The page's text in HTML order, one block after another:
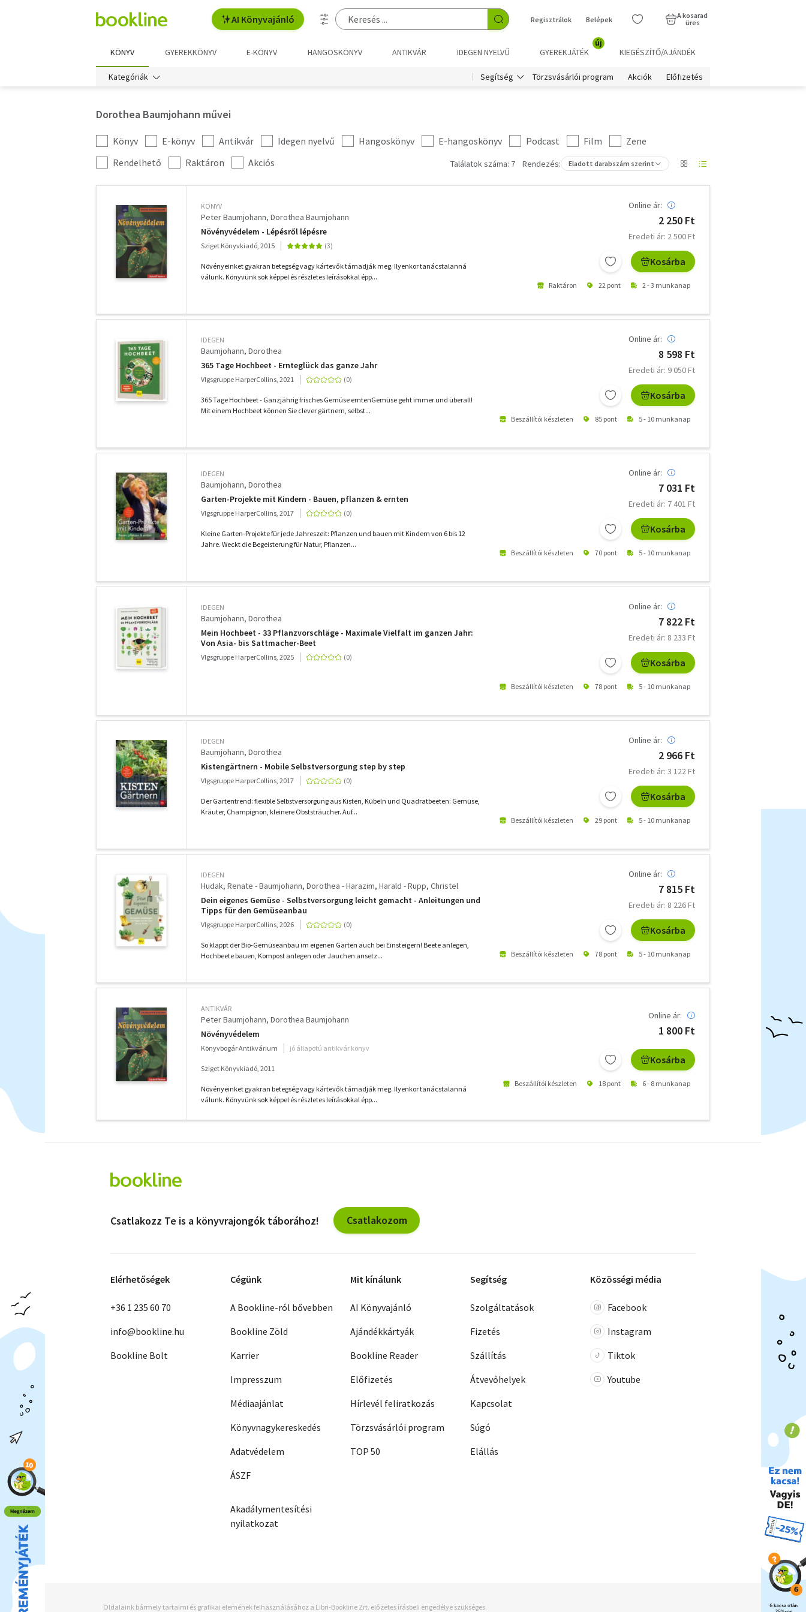
AI Könyvajánló Regisztrálok Belépek
A kosarad
üres
KÖNYV GYEREKKÖNYV E-KÖNYV HANGOSKÖNYV ANTIKVÁR IDEGEN NYELVŰ GYEREKJÁTÉK
új
KIEGÉSZÍTŐ/AJÁNDÉK
Kategóriák Segítség Törzsvásárlói program Akciók Előfizetés
Dorothea Baumjohann művei
Kategória
szűrés
Könyv E-könyv Antikvár Idegen nyelvű Hangoskönyv E-hangoskönyv Podcast Film
Zene
További
szűrők
Rendelhető Raktáron Akciós Találatok száma: 7 Rendezés: Eladott darabszám szerint
KÖNYV
Peter Baumjohann Dorothea Baumjohann
Növényvédelem - Lépésről lépésre
Sziget Könyvkiadó, 2015
Növényeinket gyakran betegség vagy kártevők támadják meg. Ilyenkor tanácstalanná
válunk. Könyvünk sok képpel és részletes leírásokkal épp...
Online ár:
2 250 Ft
Eredeti ár: 2 500 Ft
Kosárba
Raktáron 22 pont 2 - 3 munkanap
IDEGEN
Baumjohann, Dorothea
365 Tage Hochbeet - Ernteglück das ganze Jahr
Vlgsgruppe HarperCollins, 2021
365 Tage Hochbeet - Ganzjährig frisches Gemüse erntenGemüse geht immer und überall!
Mit einem Hochbeet können Sie clever gärtnern, selbst...
Online ár:
8 598 Ft
Eredeti ár: 9 050 Ft
Kosárba
Beszállítói készleten 85 pont 5 - 10 munkanap
IDEGEN
Baumjohann, Dorothea
Garten-Projekte mit Kindern - Bauen, pflanzen & ernten
Vlgsgruppe HarperCollins, 2017
Kleine Garten-Projekte für jede Jahreszeit: Pflanzen und bauen mit Kindern von 6 bis 12
Jahre. Weckt die Begeisterung für Natur, Pflanzen...
Online ár:
7 031 Ft
Eredeti ár: 7 401 Ft
Kosárba
Beszállítói készleten 70 pont 5 - 10 munkanap
IDEGEN
Baumjohann, Dorothea
Mein Hochbeet - 33 Pflanzvorschläge - Maximale Vielfalt im ganzen Jahr:
Von Asia- bis Sattmacher-Beet
Vlgsgruppe HarperCollins, 2025
Online ár:
7 822 Ft
Eredeti ár: 8 233 Ft
Kosárba
Beszállítói készleten 78 pont 5 - 10 munkanap
IDEGEN
Baumjohann, Dorothea
Kistengärtnern - Mobile Selbstversorgung step by step
Vlgsgruppe HarperCollins, 2017
Der Gartentrend: flexible Selbstversorgung aus Kisten, Kübeln und Quadratbeeten: Gemüse,
Kräuter, Champignon, kleinere Obststräucher. Auf...
Online ár:
2 966 Ft
Eredeti ár: 3 122 Ft
Kosárba
Beszállítói készleten 29 pont 5 - 10 munkanap
IDEGEN
Hudak, Renate - Baumjohann, Dorothea - Harazim, Harald - Rupp, Christel
Dein eigenes Gemüse - Selbstversorgung leicht gemacht - Anleitungen und
Tipps für den Gemüseanbau
Vlgsgruppe HarperCollins, 2026
So klappt der Bio-Gemüseanbau im eigenen Garten auch bei Einsteigern! Beete anlegen,
Hochbeete bauen, Kompost anlegen oder Jauchen ansetz...
Online ár:
7 815 Ft
Eredeti ár: 8 226 Ft
Kosárba
Beszállítói készleten 78 pont 5 - 10 munkanap
ANTIKVÁR
Peter Baumjohann Dorothea Baumjohann
Növényvédelem
Könyvbogár Antikvárium jó állapotú antikvár könyv
Sziget Könyvkiadó, 2011
Növényeinket gyakran betegség vagy kártevők támadják meg. Ilyenkor tanácstalanná
válunk. Könyvünk sok képpel és részletes leírásokkal épp...
Online ár:
1 800 Ft
Kosárba
Beszállítói készleten 18 pont 6 - 8 munkanap
szűrők
Csatlakozz Te is a könyvrajongók táborához! Csatlakozom
Elérhetőségek
+36 1 235 60 70
info@bookline.hu
Bookline Bolt
Cégünk
A Bookline-ról bővebben
Bookline Zöld
Karrier
Impresszum
Médiaajánlat
Könyvnagykereskedés
Adatvédelem
ÁSZF
Akadálymentesítési
nyilatkozat
Mit kínálunk
AI Könyvajánló
Ajándékkártyák
Bookline Reader
Előfizetés
Hírlevél feliratkozás
Törzsvásárlói program
TOP 50
Segítség
Szolgáltatások
Fizetés
Szállítás
Átvevőhelyek
Kapcsolat
Súgó
Elállás
Közösségi média
Facebook
Instagram
Tiktok
Youtube
Oldalaink bármely tartalmi és grafikai elemének felhasználásához a Libri-Bookline Zrt. előzetes írásbeli engedélye szükséges.